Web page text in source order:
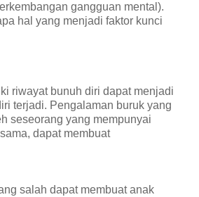
gangguan mental).
hal yang menjadi faktor kunci
riwayat bunuh diri dapat menjadi
terjadi. Pengalaman buruk yang
seseorang yang mempunyai
dapat membuat
salah dapat membuat anak